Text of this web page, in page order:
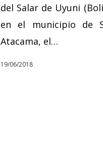
del Salar de Uyuni
en el municipio de
Atacama, el…
19/06/2018